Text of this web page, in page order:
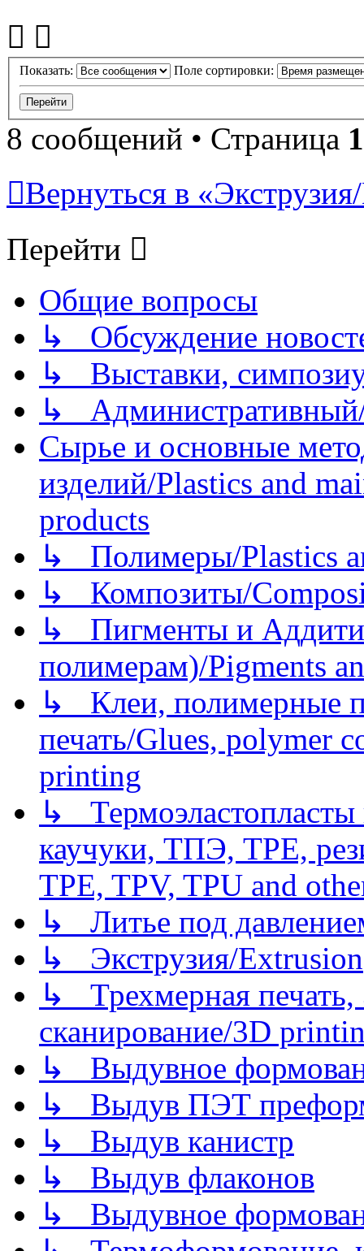
Показать: Поле сортировки:
8 сообщений • Страница 1
Вернуться в
Перейти
Общие вопросы
↳ Обсуждение
↳ Выставки,
↳
Сырье и основные
изделий/Plastics and
products
↳ Полимеры/Plastics
↳ Композиты/
↳ Пигменты и
полимерам)/Pigments
↳ Клеи, полимерные
печать/Glues, polymer
printing
↳
каучуки, ТПЭ, TPE,
TPE, TPV, TPU and
↳ Литье под
↳ Экструзия/Extrusion
↳ Трехмерная
сканирование/3D
↳ Выдувное
↳ Выдув ПЭТ
↳ Выдув канистр
↳ Выдув флаконов
↳ Выдувное